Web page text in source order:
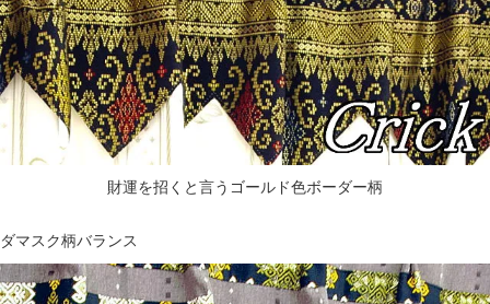
財運を招くと言うゴールド色ボーダー柄
ダマスク柄バランス